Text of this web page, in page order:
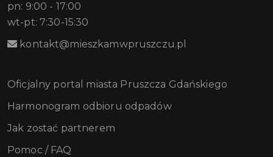
pn: 9:00 - 17:00
wt-pt: 7:30-15:30
kontakt@mieszkamwpruszczu.pl
Oficjalny portal miasta Pruszcza Gdańskiego
Harmonogram odbioru odpadów
Jak zostać partnerem
Pomoc / FAQ